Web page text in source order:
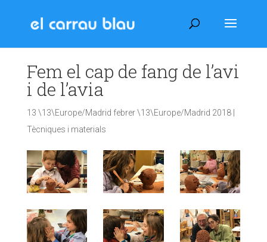
Fem el cap de fang de l’avi
i de l’avia
13 \13\Europe/Madrid febrer \13\Europe/Madrid 2018|
Tècniques i materials